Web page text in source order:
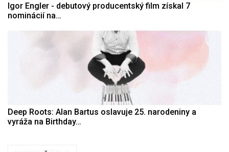
Igor Engler - debutový producentský film získal 7
nominácií na…
Deep Roots: Alan Bartus oslavuje 25. narodeniny a
vyráža na Birthday…